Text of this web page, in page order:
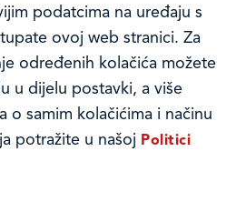
2026.podatcima na uređaju s
ovoj web stranici. Za
određenih kolačića možete
u dijelu postavki, a više
o samim kolačićima i načinu
potražite u našoj Politici
omogućuju osnovne
Bez ovih kolačića, web-
može pravilno funkcionirati,
ih možete mijenjanjem
svome web-pregledniku.